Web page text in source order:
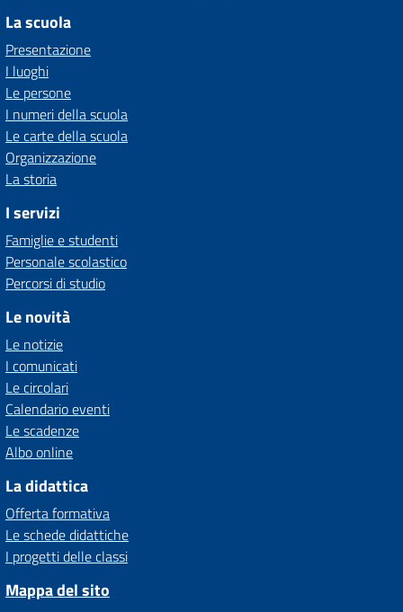
La scuola
Presentazione
I luoghi
Le persone
I numeri della scuola
Le carte della scuola
Organizzazione
La storia
I servizi
Famiglie e studenti
Personale scolastico
Percorsi di studio
Le novità
Le notizie
I comunicati
Le circolari
Calendario eventi
Le scadenze
Albo online
La didattica
Offerta formativa
Le schede didattiche
I progetti delle classi
Mappa del sito